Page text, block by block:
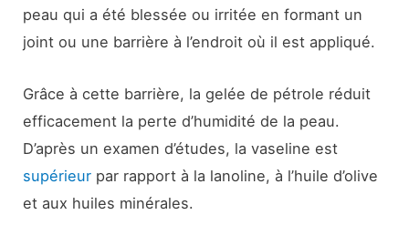
peau qui a été blessée ou irritée en formant un
joint ou une barrière à l’endroit où il est appliqué.
Grâce à cette barrière, la gelée de pétrole réduit
efficacement la perte d’humidité de la peau.
D’après un examen d’études, la vaseline est
supérieur par rapport à la lanoline, à l’huile d’olive
et aux huiles minérales.